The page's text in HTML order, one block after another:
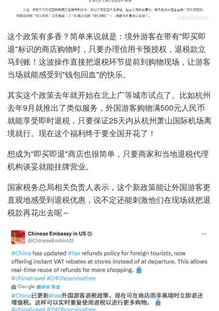
这个政策有多香？简单来说就是：境外游客在带有"即买即
退"标识的商店购物时，只要办理信用卡预授权，退税款立
马到账！这波操作直接把退税环节提前到购物现场，让游客
当场就能感受到"钱包回血"的快乐。
其实这个政策去年就开始在北上广等城市试点了。比如杭州
去年9月就推出了类似服务，外国游客购物满500元人民币
就能享受即时退税，只要保证25天内从杭州萧山国际机场离
境就行。现在这个福利终于要全国开花了！
想成为"即买即退"商店也很简单，只要商家和当地退税代理
机构谈妥就能挂牌营业。
国家税务总局相关负责人表示，这个新政策能让外国游客更
直观地感受到退税优惠，说不定还能刺激他们在现场就把退
税款再花出去呢～